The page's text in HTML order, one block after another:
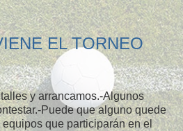
EL TORNEO
y arrancamos.-Algunos
Puede que alguno quede
que participarán en el